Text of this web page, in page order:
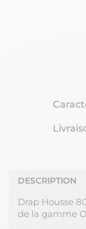
DESCRIPTION
Drap Housse
de la gamme